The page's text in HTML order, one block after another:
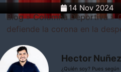
14 Nov 2024
Blog»Columna Deportiva»
defiende la corona en la
Hector Nuñez
¿Quién soy? Pues según